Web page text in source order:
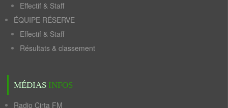
Effectif & Staff
ÉQUIPE RÉSERVE
Effectif & Staff
Résultats & classement
MÉDIAS INFOS
Radio Cirta FM